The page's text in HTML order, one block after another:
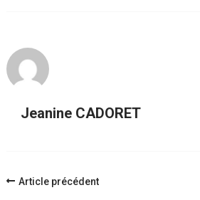
Jeanine CADORET
Navigation
Article précédent